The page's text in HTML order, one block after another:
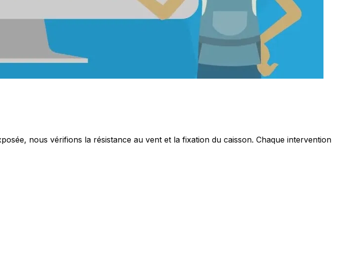
nous vérifions la résistance au vent et la fixation du caisson. Chaque intervention